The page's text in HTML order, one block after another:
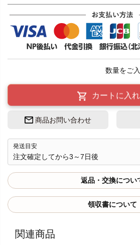
カートに入
商品お問い合わせ
発送目安
注文確定してから3～7日後
返品・交換につい
領収書について
関連商品